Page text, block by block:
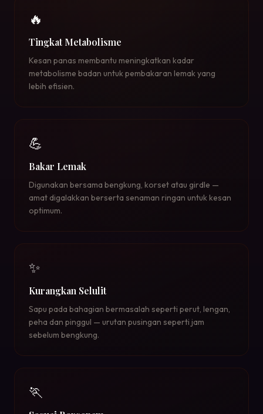
🔥
Tingkat Metabolisme
Kesan panas membantu meningkatkan kadar
metabolisme badan untuk pembakaran lemak yang
lebih efisien.
💪
Bakar Lemak
Digunakan bersama bengkung, korset atau girdle —
amat digalakkan berserta senaman ringan untuk kesan
optimum.
✨
Kurangkan Selulit
Sapu pada bahagian bermasalah seperti perut, lengan,
peha dan pinggul — urutan pusingan seperti jam
sebelum bengkung.
🏃